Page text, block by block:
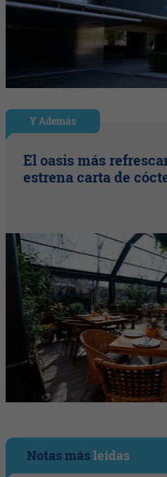
Y Además
El oasis más
estrena carta de
Notas másleídas